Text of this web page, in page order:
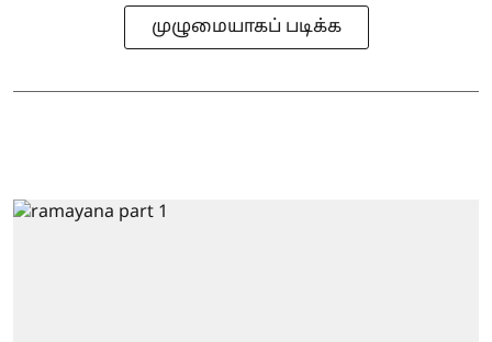
முழுமையாகப் படிக்க